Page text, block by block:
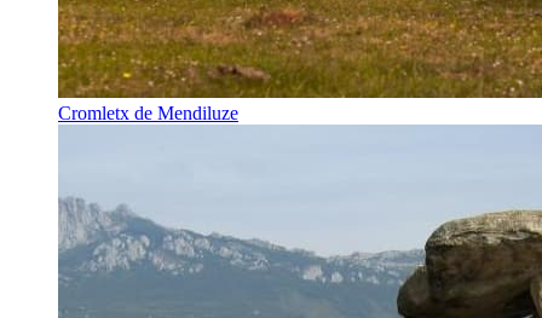
Cromletx de Mendiluze